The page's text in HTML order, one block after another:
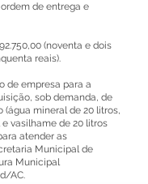
de entrega e
(noventa e dois
reais).
de empresa para a
sob demanda, de
(água mineral de 20 litros,
vasilhame de 20 litros
atender as
Municipal de
Municipal
AC.